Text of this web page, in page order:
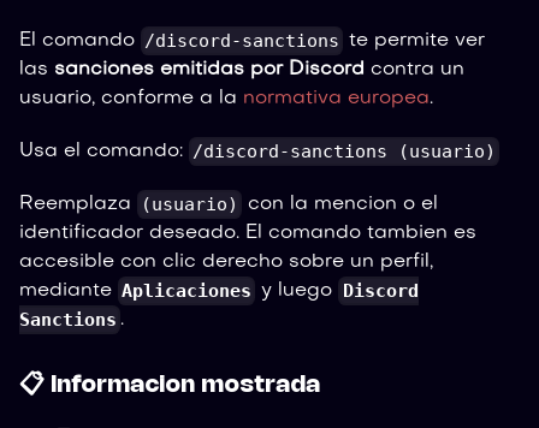
El comando /discord-sanctions te permite ver
las sanciones emitidas por Discord contra un
usuario, conforme a la normativa europea.
Usa el comando: /discord-sanctions (usuario)
Reemplaza (usuario)
con la mencion o el
identificador deseado. El comando tambien es
accesible con clic derecho sobre un perfil,
mediante Aplicaciones y luego
Discord
Sanctions .
📋 Informacion mostrada